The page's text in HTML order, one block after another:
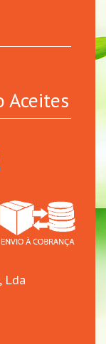
Aceites
Lda